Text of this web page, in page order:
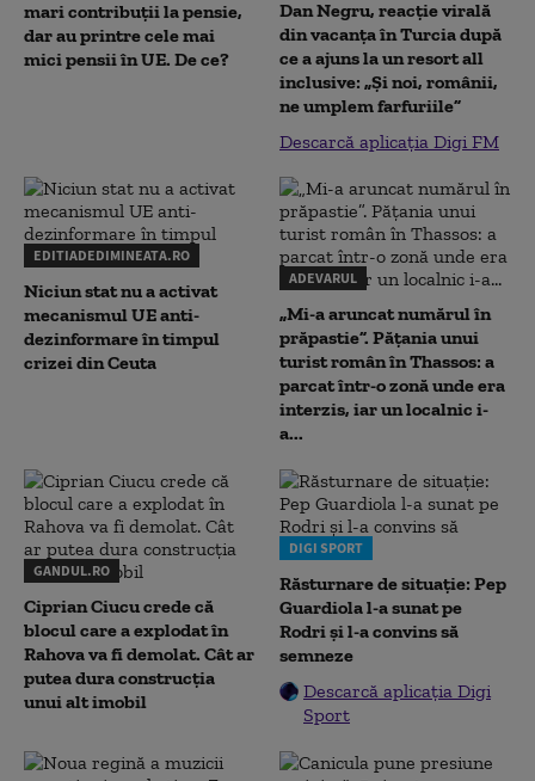
mari contribuții la pensie,
dar au printre cele mai
mici pensii în UE. De ce?
Dan Negru, reacție virală
din vacanța în Turcia după
ce a ajuns la un resort all
inclusive: „Și noi, românii,
ne umplem farfuriile”
Descarcă aplicația Digi FM
EDITIADEDIMINEATA.RO
Niciun stat nu a activat
mecanismul UE anti-
dezinformare în timpul
crizei din Ceuta
ADEVARUL
„Mi-a aruncat numărul în
prăpastie”. Pățania unui
turist român în Thassos: a
parcat într-o zonă unde era
interzis, iar un localnic i-
a...
GANDUL.RO
Ciprian Ciucu crede că
blocul care a explodat în
Rahova va fi demolat. Cât ar
putea dura construcția
unui alt imobil
DIGI SPORT
Răsturnare de situație: Pep
Guardiola l-a sunat pe
Rodri și l-a convins să
semneze
Descarcă aplicația Digi
Sport